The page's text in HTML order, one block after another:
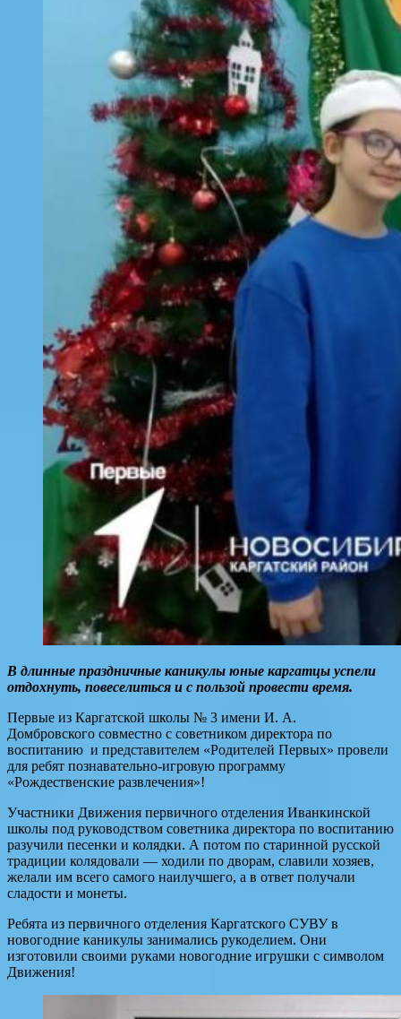
В длинные праздничные каникулы юные каргатцы успели
отдохнуть, повеселиться и с пользой провести время.
Первые из Каргатской школы № 3 имени И. А.
Домбровского совместно с советником директора по
воспитанию и представителем «Родителей Первых» провели
для ребят познавательно-игровую программу
«Рождественские развлечения»!
Участники Движения первичного отделения Иванкинской
школы под руководством советника директора по воспитанию
разучили песенки и колядки. А потом по старинной русской
традиции колядовали — ходили по дворам, славили хозяев,
желали им всего самого наилучшего, а в ответ получали
сладости и монеты.
Ребята из первичного отделения Каргатского СУВУ в
новогодние каникулы занимались рукоделием. Они
изготовили своими руками новогодние игрушки с символом
Движения!